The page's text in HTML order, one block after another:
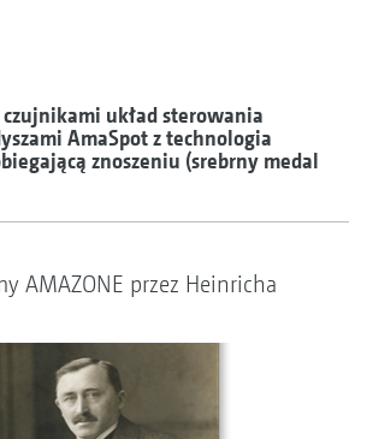
układ sterowania
AmaSpot z technologia
znoszeniu (srebrny medal
AMAZONE przez Heinricha